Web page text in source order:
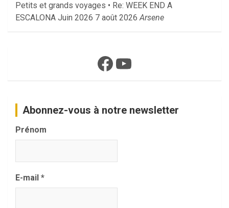
Petits et grands voyages • Re: WEEK END A
ESCALONA Juin 2026 7 août 2026 Arsene
Facebook
YouTube
Abonnez-vous à notre newsletter
Prénom
E-mail *